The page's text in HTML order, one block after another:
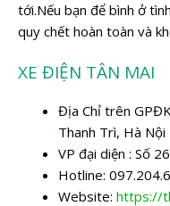
tới.Nếu bạn để bình ở
quy chết hoàn toàn và
XE ĐIỆN TÂN MAI
Địa Chỉ trên
Thanh Trì, Hà Nội
VP đại diện : Số
Hotline:
Website: https://